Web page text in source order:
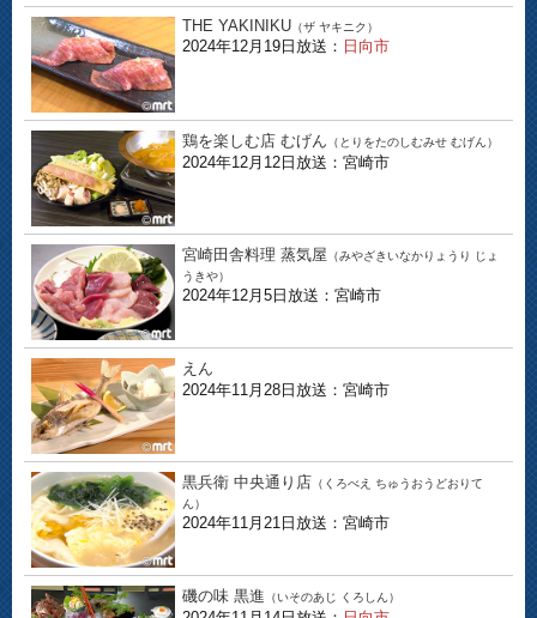
THE YAKINIKU （ザ ヤキニク）
2024年12月19日放送： 日向市
鶏を楽しむ店 むげん （とりをたのしむみせ むげん）
2024年12月12日放送：宮崎市
宮崎田舎料理 蒸気屋 （みやざきいなかりょうり じょ
うきや）
2024年12月5日放送：宮崎市
えん
2024年11月28日放送：宮崎市
黒兵衛 中央通り店 （くろべえ ちゅうおうどおりて
ん）
2024年11月21日放送：宮崎市
磯の味 黒進 （いそのあじ くろしん）